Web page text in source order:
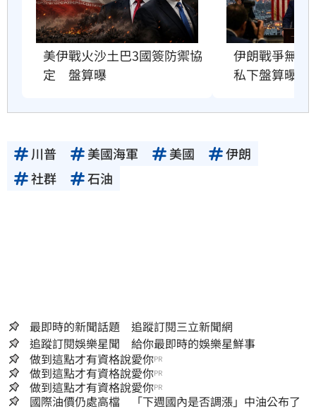
美伊戰火沙土巴3國簽防禦協
定　盤算曝
伊朗戰爭無解
私下盤算曝光
川普 美國海軍 美國
伊朗
社群
石油
最即時的新聞話題 追蹤訂閱三立新聞網
追蹤訂閱娛樂星聞 給你最即時的娛樂星鮮事
做到這點才有資格說愛你PR
做到這點才有資格說愛你PR
做到這點才有資格說愛你PR
國際油價仍處高檔 「下週國內是否調漲」中油公布了